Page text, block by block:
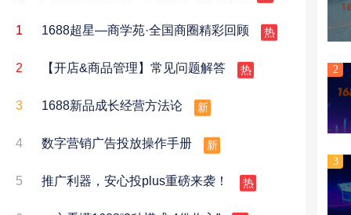
1 1688超星—商学苑·全国商圈精彩回顾 热
2 【开店&商品管理】常见问题解答 热
3 1688新品成长经营方法论 新
4 数字营销广告投放操作手册 新
5 推广利器，安心投plus重磅来袭！ 热
2
3